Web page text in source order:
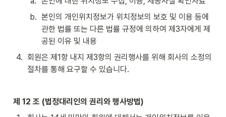
b. 본인의 개인위치정보가 위치정보의 보호 및 이용 등에
관한 법률 또는 다른 법률 규정에 의하여 제3자에게 제
공된 이유 및 내용
4. 회원은 제1항 내지 제3항의 권리행사를 위해 회사의 소정의
절차를 통해 요구할 수 있습니다.
제 12 조 (법정대리인의 권리와 행사방법)